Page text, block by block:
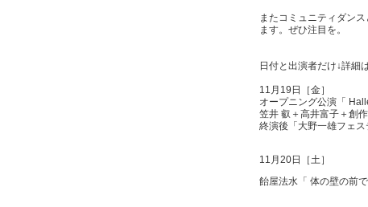
またコミュニティダン
ます。ぜひ注目を。
日付と出演者だけ↓詳細
11月19日［金］
オープニング公演「
笠井 叡＋高井富子＋創
終演後「大野一雄フェ
11月20日［土］
飴屋法水「 体の壁の前で